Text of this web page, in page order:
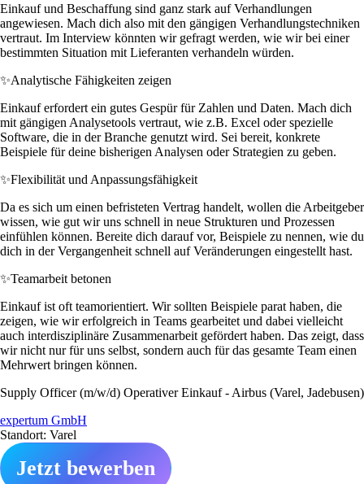
Einkauf und Beschaffung sind ganz stark auf Verhandlungen
angewiesen. Mach dich also mit den gängigen Verhandlungstechniken
vertraut. Im Interview könnten wir gefragt werden, wie wir bei einer
bestimmten Situation mit Lieferanten verhandeln würden.
✨Analytische Fähigkeiten zeigen
Einkauf erfordert ein gutes Gespür für Zahlen und Daten. Mach dich
mit gängigen Analysetools vertraut, wie z.B. Excel oder spezielle
Software, die in der Branche genutzt wird. Sei bereit, konkrete
Beispiele für deine bisherigen Analysen oder Strategien zu geben.
✨Flexibilität und Anpassungsfähigkeit
Da es sich um einen befristeten Vertrag handelt, wollen die Arbeitgeber
wissen, wie gut wir uns schnell in neue Strukturen und Prozessen
einfühlen können. Bereite dich darauf vor, Beispiele zu nennen, wie du
dich in der Vergangenheit schnell auf Veränderungen eingestellt hast.
✨Teamarbeit betonen
Einkauf ist oft teamorientiert. Wir sollten Beispiele parat haben, die
zeigen, wie wir erfolgreich in Teams gearbeitet und dabei vielleicht
auch interdisziplinäre Zusammenarbeit gefördert haben. Das zeigt, dass
wir nicht nur für uns selbst, sondern auch für das gesamte Team einen
Mehrwert bringen können.
Supply Officer (m/w/d) Operativer Einkauf - Airbus (Varel, Jadebusen)
expertum GmbH
Standort: Varel
Jetzt bewerben